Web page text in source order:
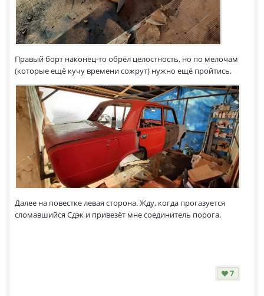
Правый борт наконец-то обрёл целостность, но по мелочам
(которые ещё кучу времени сожрут) нужно ещё пройтись.
Далее на повестке левая сторона. Жду, когда прогазуется
сломавшийся Сдэк и привезёт мне соединитель порога.
7